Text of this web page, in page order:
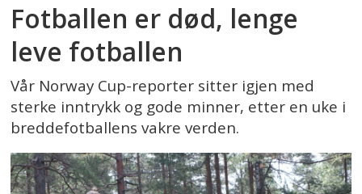
Fotballen er død, lenge
leve fotballen
Vår Norway Cup-reporter sitter igjen med
sterke inntrykk og gode minner, etter en uke i
breddefotballens vakre verden.